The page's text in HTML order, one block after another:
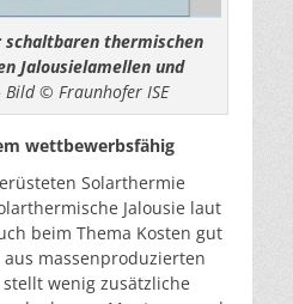
schaltbaren thermischen
Jalousielamellen und
© Fraunhofer ISE
wettbewerbsfähig
Solarthermie
Jalousie laut
beim Thema Kosten gut
massenproduzierten
wenig zusätzliche